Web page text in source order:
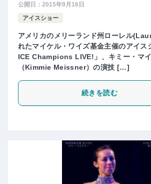
公開日： 2015年9月16日
アイスショー
アメリカのメリーランド州ローレル
れたマイケル・ワイズ基金主催のアイス
ICE Champions LIVE!」、キミー・マ
（Kimmie Meissner）の演技 […]
続きを読む